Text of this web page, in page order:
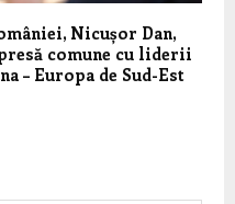
Nicușor Dan,
comune cu liderii
– Europa de Sud-Est